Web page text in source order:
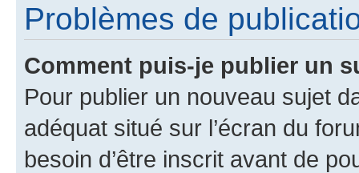
Problèmes de
Comment puis-je publier un
Pour publier un nouveau sujet
adéquat situé sur l’écran du
besoin d’être inscrit avant de